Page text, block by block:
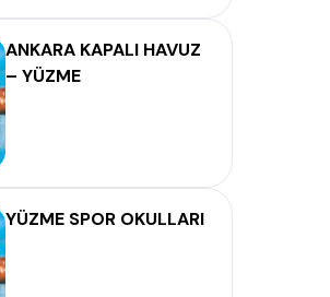
ANKARA KAPALI HAVUZ
– YÜZME
YÜZME SPOR OKULLARI